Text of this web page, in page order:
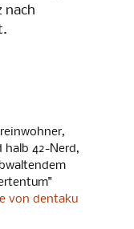
nach
42-Nerd,
von dentaku